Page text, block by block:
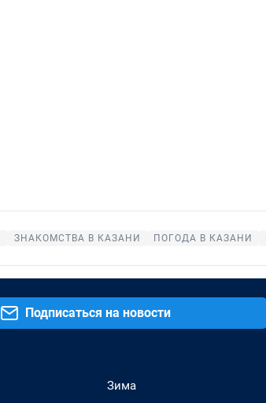
ЗНАКОМСТВА В КАЗАНИ ПОГОДА В КАЗАНИ
Подписаться на новости
Зима